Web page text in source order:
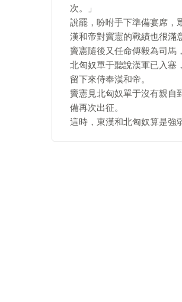
次。」
說罷，吩咐手下準備宴席，
漢和帝對竇憲的戰績也很滿
竇憲隨後又任命傅毅為司馬
北匈奴單于聽說漢軍已入塞
留下來侍奉漢和帝。
竇憲見北匈奴單于沒有親自
備再次出征。
這時，東漢和北匈奴算是強